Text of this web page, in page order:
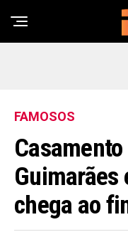
FAMOSOS
Guimarães
chega ao